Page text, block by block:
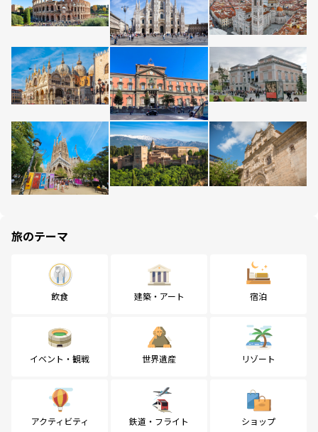
旅のテーマ
飲食 建築・アート 宿泊
イベント・観戦 世界遺産 リゾート
アクティビティ 鉄道・フライト ショップ